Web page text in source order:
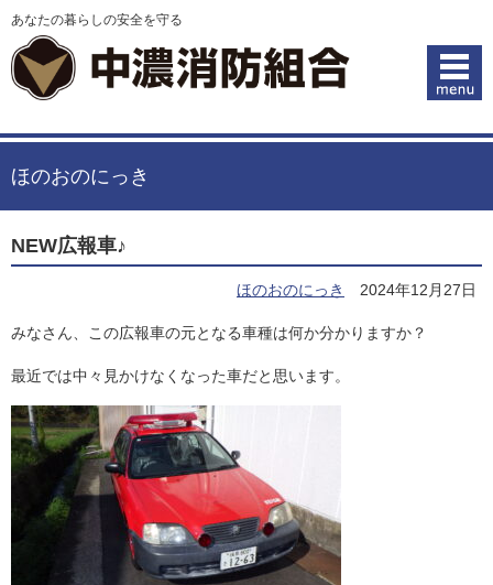
あなたの暮らしの安全を守る
ほのおのにっき
NEW広報車♪
ほのおのにっき 2024年12月27日
みなさん、この広報車の元となる車種は何か分かりますか？
最近では中々見かけなくなった車だと思います。